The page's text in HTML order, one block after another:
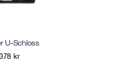
U-Schloss
kr